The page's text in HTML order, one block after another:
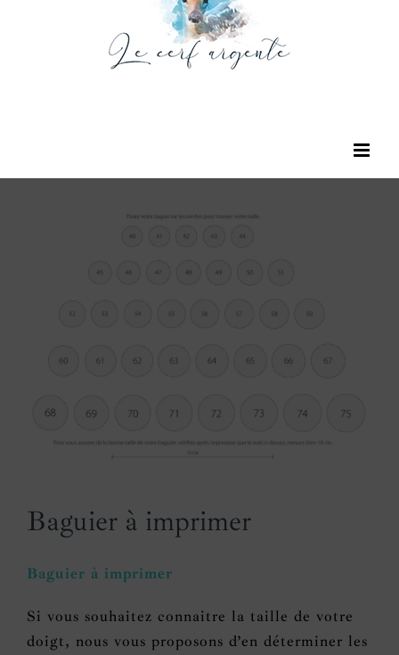
Baguier à imprimer
Baguier à imprimer
Si vous souhaitez connaitre la taille de votre
doigt, nous vous proposons d’en déterminer les